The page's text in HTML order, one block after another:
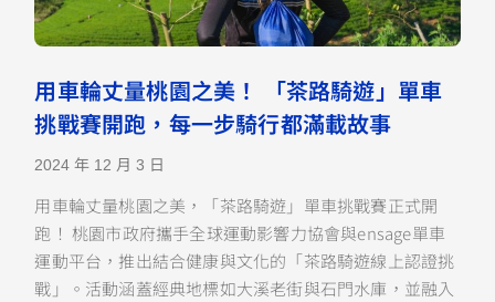
用車輪丈量桃園之美！ 「茶路騎遊」單車
挑戰賽開跑，每一步騎行都滿載故事
2024 年 12 月 3 日
用車輪丈量桃園之美，「茶路騎遊」單車挑戰賽正式開
跑！ 桃園市政府攜手全球運動影響力協會與ensage單車
運動平台，推出結合健康與文化的「茶路騎遊線上認證挑
戰」。活動涵蓋經典地標如大溪老街與石門水庫，並融入